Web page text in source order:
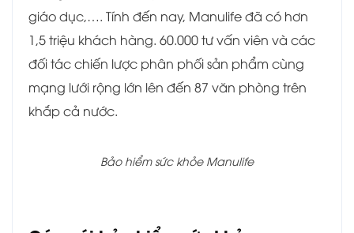
giáo dục,…. Tính đến nay, Manulife đã có hơn
1,5 triệu khách hàng. 60.000 tư vấn viên và các
đối tác chiến lược phân phối sản phẩm cùng
mạng lưới rộng lớn lên đến 87 văn phòng trên
khắp cả nước.
Bảo hiểm sức khỏe Manulife